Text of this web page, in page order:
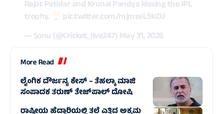
Rajat Patidar and Krunal Pandya kissing the IPL
trophy.
pic.twitter.com/mjmzeL5kZU
— Sonu (@Cricket_live247) May 31, 2026
More Read
ಲೈಂಗಿಕ ದೌರ್ಜನ್ಯ ಕೇಸ್‌ – ತೆಹಲ್ಕಾ ಮಾಜಿ
ಸಂಪಾದಕ ತರುಣ್ ತೇಜ್‌ಪಾಲ್ ದೋಷಿ